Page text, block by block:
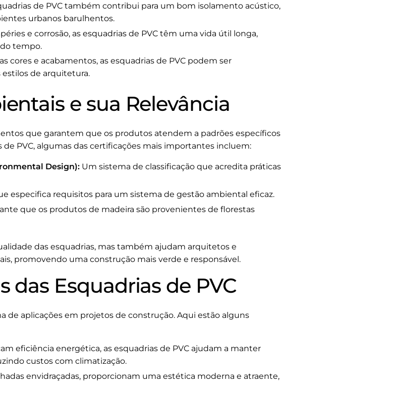
de PVC também contribui para um bom isolamento acústico,
urbanos barulhentos.
e corrosão, as esquadrias de PVC têm uma vida útil longa,
tempo.
cores e acabamentos, as esquadrias de PVC podem ser
de arquitetura.
e sua Relevância
que garantem que os produtos atendem a padrões específicos
PVC, algumas das certificações mais importantes incluem:
Design): Um sistema de classificação que acredita práticas
especifica requisitos para um sistema de gestão ambiental eficaz.
que os produtos de madeira são provenientes de florestas
das esquadrias, mas também ajudam arquitetos e
promovendo uma construção mais verde e responsável.
das Esquadrias de PVC
de aplicações em projetos de construção. Aqui estão alguns
eficiência energética, as esquadrias de PVC ajudam a manter
custos com climatização.
envidraçadas, proporcionam uma estética moderna e atraente,